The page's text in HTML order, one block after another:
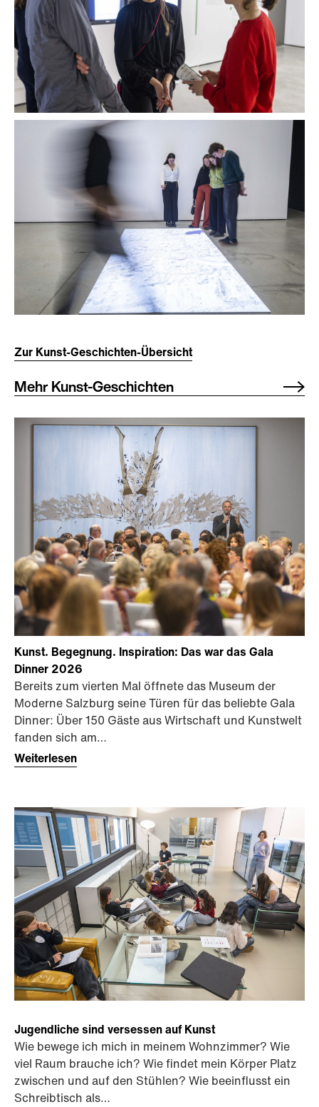
Zur Kunst-Geschichten-Übersicht
Mehr Kunst-Geschichten
Kunst. Begegnung. Inspiration: Das war das Gala
Dinner 2026
Bereits zum vierten Mal öffnete das Museum der
Moderne Salzburg seine Türen für das beliebte Gala
Dinner: Über 150 Gäste aus Wirtschaft und Kunstwelt
fanden sich am…
Weiterlesen
Jugendliche sind versessen auf Kunst
Wie bewege ich mich in meinem Wohnzimmer? Wie
viel Raum brauche ich? Wie findet mein Körper Platz
zwischen und auf den Stühlen? Wie beeinflusst ein
Schreibtisch als…